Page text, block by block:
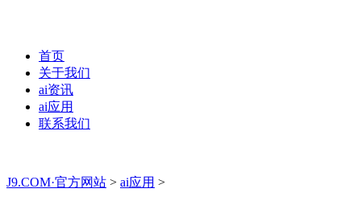
首页
关于我们
ai资讯
ai应用
联系我们
J9.COM·官方网站 > ai应用 >